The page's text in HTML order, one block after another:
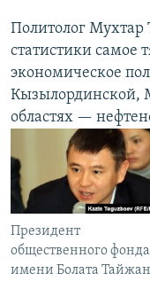
Политолог
статистики самое
экономическое
Кызылординской,
областях —
Президент
общественного фонда
имени Болата